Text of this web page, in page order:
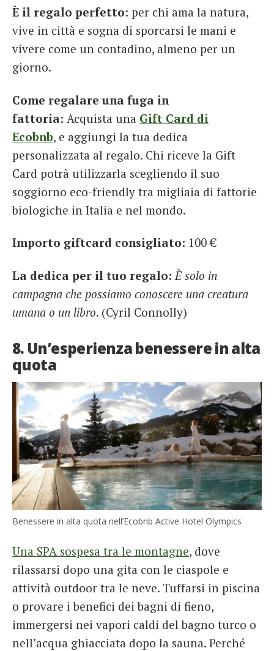
È il regalo perfetto: per chi ama la natura,
vive in città e sogna di sporcarsi le mani e
vivere come un contadino, almeno per un
giorno.
Come regalare una fuga in
fattoria: Acquista una Gift Card di
Ecobnb, e aggiungi la tua dedica
personalizzata al regalo. Chi riceve la Gift
Card potrà utilizzarla scegliendo il suo
soggiorno eco-friendly tra migliaia di fattorie
biologiche in Italia e nel mondo.
Importo giftcard consigliato: 100 €
La dedica per il tuo regalo:È solo in
campagna che possiamo conoscere una creatura
umana o un libro. (Cyril Connolly)
8. Un’esperienza benessere in alta
quota
Benessere in alta quota nell’Ecobnb Active Hotel Olympics
Una SPA sospesa tra le montagne, dove
rilassarsi dopo una gita con le ciaspole e
attività outdoor tra le neve. Tuffarsi in piscina
o provare i benefici dei bagni di fieno,
immergersi nei vapori caldi del bagno turco o
nell’acqua ghiacciata dopo la sauna. Perché